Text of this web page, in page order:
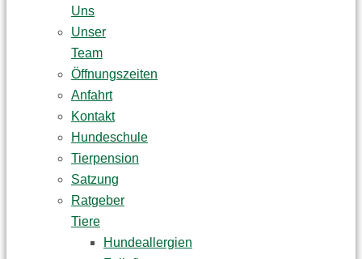
Uns
Unser
Team
Öffnungszeiten
Anfahrt
Kontakt
Hundeschule
Tierpension
Satzung
Ratgeber
Tiere
Hundeallergien